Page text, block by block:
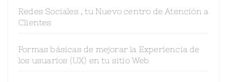
Redes Sociales , tu Nuevo centro de Atención a
Clientes
Formas básicas de mejorar la Experiencia de
los usuarios (UX) en tu sitio Web